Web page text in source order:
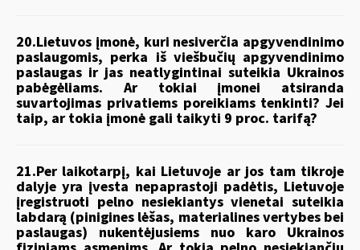
20.Lietuvos įmonė, kuri nesiverčia apgyvendinimo
paslaugomis, perka iš viešbučių apgyvendinimo
paslaugas ir jas neatlygintinai suteikia Ukrainos
pabėgėliams. Ar tokiai įmonei atsiranda
suvartojimas privatiems poreikiams tenkinti? Jei
taip, ar tokia įmonė gali taikyti 9 proc. tarifą?
21.Per laikotarpį, kai Lietuvoje ar jos tam tikroje
dalyje yra įvesta nepaprastoji padėtis, Lietuvoje
įregistruoti pelno nesiekiantys vienetai suteikia
labdarą (pinigines lėšas, materialines vertybes bei
paslaugas) nukentėjusiems nuo karo Ukrainos